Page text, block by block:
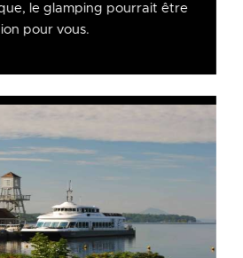
le glamping pourrait être
pour vous.